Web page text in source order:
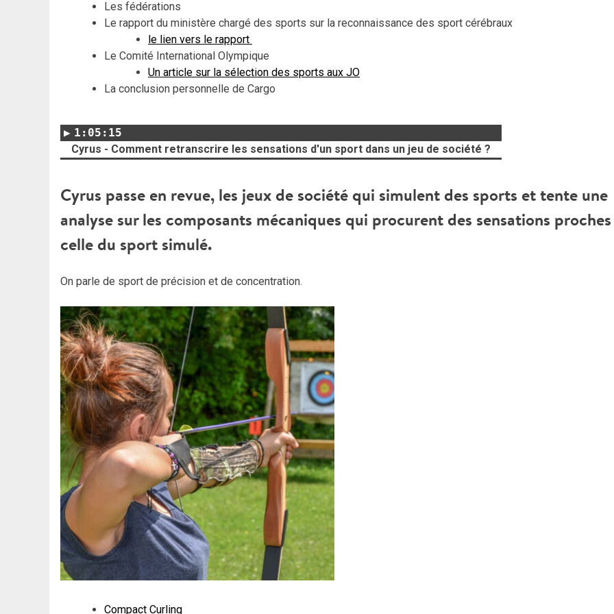
Les fédérations
Le rapport du ministère chargé des sports sur la reconnaissance des sport cérébraux
le lien vers le rapport
Le Comité International Olympique
Un article sur la sélection des sports aux JO
La conclusion personnelle de Cargo
1:05:15
Cyrus - Comment retranscrire les sensations d'un sport dans un jeu de société ?
Cyrus passe en revue, les jeux de société qui simulent des sports et tente une
analyse sur les composants mécaniques qui procurent des sensations
celle du sport simulé.
On parle de sport de précision et de concentration.
Compact Curling